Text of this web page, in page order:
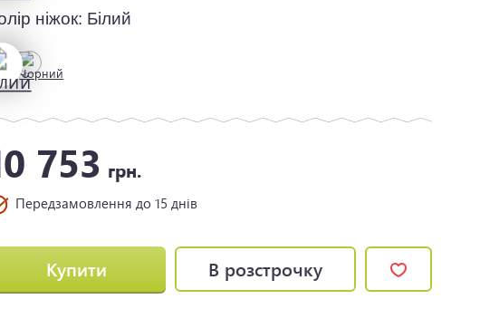
ніжок: Білий
753грн.
Передзамовленнядо 15 днів
Купити В розстрочку